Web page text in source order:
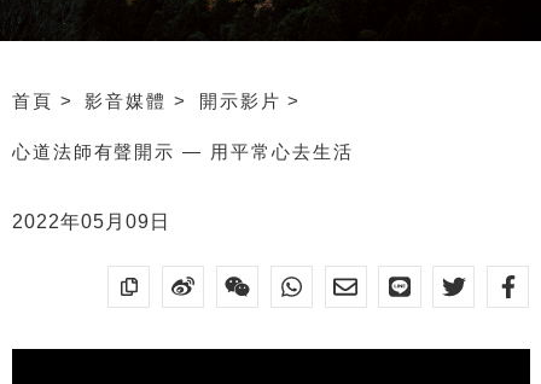
首頁 影音媒體 開示影片
心道法師有聲開示 — 用平常心去生活
2022年05月09日